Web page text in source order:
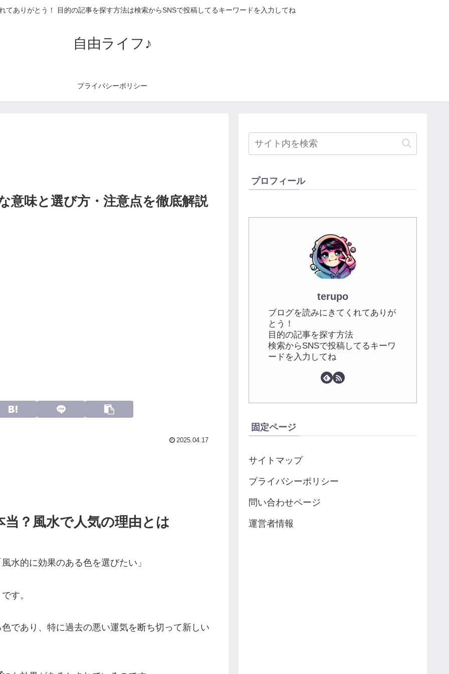
てありがとう！ 目的の記事を探す方法は検索からSNSで投稿してるキーワードを入力してね
自由ライフ♪
プライバシーポリシー
意味と選び方・注意点を徹底解説
2025.04.17
？風水で人気の理由とは
水的に効果のある色を選びたい」
す。
であり、特に過去の悪い運気を断ち切って新しい
プロフィール
terupo
ブログを読みにきてくれてありが
とう！
目的の記事を探す方法
検索からSNSで投稿してるキーワ
ードを入力してね
固定ページ
サイトマップ
プライバシーポリシー
問い合わせページ
運営者情報